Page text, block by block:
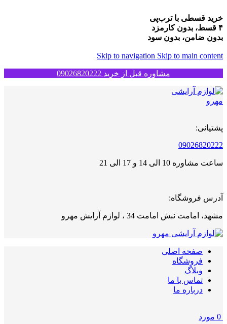
خرید قسطی با ترب‌پی
۴ قسط، بدون کارمزد
بدون ضامن، بدون سود
Skip to navigation Skip to main content
مشاوره قبل از خرید 09026820222
پشتیانی:
09026820222
ساعت مشاوره 10 الی 14 و 17 الی 21
آدرس فروشگاه:
مشهد، امامت نبش امامت 34 ، لوازم آرایش مهرو
صفحه اصلی
فروشگاه
وبلاگ
تماس با ما
درباره ما
0 مورد